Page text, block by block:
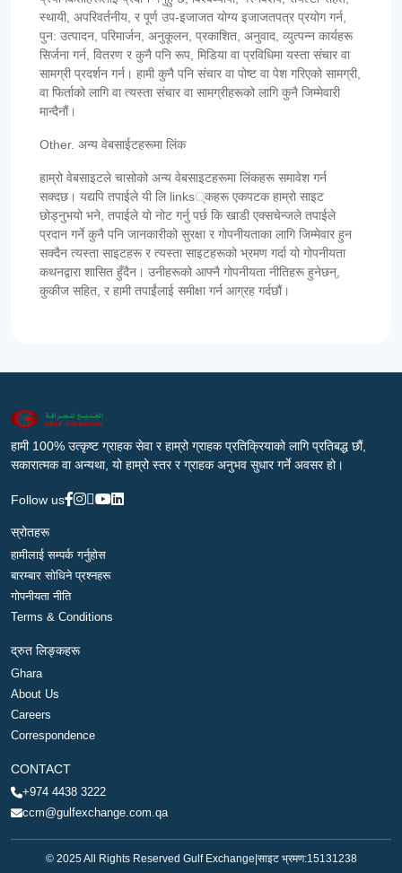
स्थायी, अपरिवर्तनीय, र पूर्ण उप-इजाजत योग्य इजाजतपत्र प्रयोग गर्न,
पुन: उत्पादन, परिमार्जन, अनुकूलन, प्रकाशित, अनुवाद, व्युत्पन्न कार्यहरू
सिर्जना गर्न, वितरण र कुनै पनि रूप, मिडिया वा प्रविधिमा यस्ता संचार वा
सामग्री प्रदर्शन गर्न। हामी कुनै पनि संचार वा पोष्ट वा पेश गरिएको सामग्री,
वा फिर्ताको लागि वा त्यस्ता संचार वा सामग्रीहरूको लागि कुनै जिम्मेवारी
मान्दैनौं।
Other. अन्य वेबसाईटहरूमा लिंक
हाम्रो वेबसाइटले चासोको अन्य वेबसाइटहरूमा लिंकहरू समावेश गर्न
सक्दछ। यद्यपि तपाईले यी लि links्कहरू एकपटक हाम्रो साइट
छोड्नुभयो भने, तपाईले यो नोट गर्नु पर्छ कि खाडी एक्सचेन्जले तपाईले
प्रदान गर्ने कुनै पनि जानकारीको सुरक्षा र गोपनीयताका लागि जिम्मेवार हुन
सक्दैन त्यस्ता साइटहरू र त्यस्ता साइटहरूको भ्रमण गर्दा यो गोपनीयता
कथनद्वारा शासित हुँदैन। उनीहरूको आफ्नै गोपनीयता नीतिहरू हुनेछन्,
कुकीज सहित, र हामी तपाईंलाई समीक्षा गर्न आग्रह गर्दछौं।
हामी 100% उत्कृष्ट ग्राहक सेवा र हाम्रो ग्राहक प्रतिक्रियाको लागि प्रतिबद्ध छौं,
सकारात्मक वा अन्यथा, यो हाम्रो स्तर र ग्राहक अनुभव सुधार गर्ने अवसर हो।
Follow us
स्रोतहरू
हामीलाई सम्पर्क गर्नुहोस
बारम्बार सोधिने प्रश्नहरू
गोपनीयता नीति
Terms & Conditions
द्रुत लिङ्कहरू
Ghara
About Us
Careers
Correspondence
CONTACT
+974 4438 3222
ccm@gulfexchange.com.qa
© 2025 All Rights Reserved Gulf Exchange साइट भ्रमण:15131238